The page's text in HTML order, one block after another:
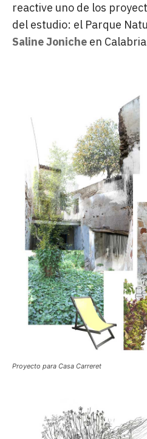
reactive uno de los
del estudio: el Parque
Saline Joniche en
Proyecto para Casa Carreret